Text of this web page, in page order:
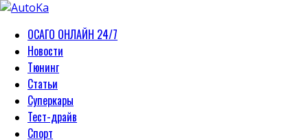
ОСАГО ОНЛАЙН 24/7
Новости
Тюнинг
Статьи
Суперкары
Тест-драйв
Спорт